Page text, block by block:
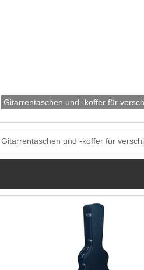
Gitarrentaschen und -koffer für
Gitarrentaschen und -koffer für